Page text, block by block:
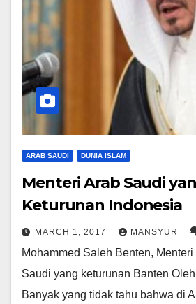
ARAB SAUDI DUNIA ISLAM
Menteri Arab Saudi
Keturunan Indonesia
MARCH 1, 2017 MANSYUR
Mohammed Saleh Benten,
Saudi yang keturunan Banten
Banyak yang tidak tahu bahwa di